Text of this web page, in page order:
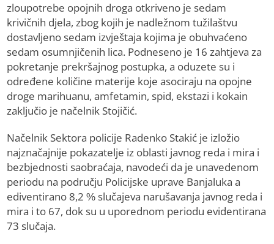
zloupotrebe opojnih droga otkriveno je sedam
krivičnih djela, zbog kojih je nadležnom tužilaštvu
dostavljeno sedam izvještaja kojima je obuhvaćeno
sedam osumnjičenih lica. Podneseno je 16 zahtjeva za
pokretanje prekršajnog postupka, a oduzete su i
određene količine materije koje asociraju na opojne
droge marihuanu, amfetamin, spid, ekstazi i kokain
zaključio je načelnik Stojičić.
Načelnik Sektora policije Radenko Stakić je izložio
najznačajnije pokazatelje iz oblasti javnog reda i mira i
bezbjednosti saobraćaja, navodeći da je unavedenom
periodu na području Policijske uprave Banjaluka a
ediventirano 8,2 % slučajeva narušavanja javnog reda i
mira i to 67, dok su u uporednom periodu evidentirana
73 slučaja.